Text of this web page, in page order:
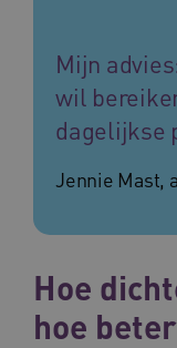
Mijn
wil
dagelijkse
Jennie Mast,
Hoe
hoe beter